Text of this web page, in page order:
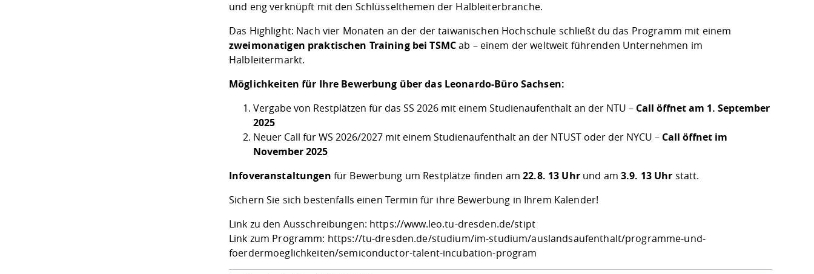
und eng verknüpft mit den Schlüsselthemen der Halbleiterbranche.
Das Highlight: Nach vier Monaten an der der taiwanischen Hochschule schließt du das Programm mit einem
zweimonatigen praktischen Training bei TSMCab – einem der weltweit führenden Unternehmen im
Halbleitermarkt.
Möglichkeiten für Ihre Bewerbung über das Leonardo-Büro Sachsen:
Vergabe von Restplätzen für das SS 2026 mit einem Studienaufenthalt an der NTU – Call öffnet am 1. September
2025
Neuer Call für WS 2026/2027 mit einem Studienaufenthalt an der NTUST oder der NYCU – Call öffnet im
November 2025
Infoveranstaltungen für Bewerbung um Restplätze finden am22.8. 13 Uhrund am 3.9. 13 Uhr statt.
Sichern Sie sich bestenfalls einen Termin für ihre Bewerbung in Ihrem Kalender!
Link zu den Ausschreibungen: https://www.leo.tu-dresden.de/stipt
Link zum Programm: https://tu-dresden.de/studium/im-studium/auslandsaufenthalt/programme-und-
foerdermoeglichkeiten/semiconductor-talent-incubation-program